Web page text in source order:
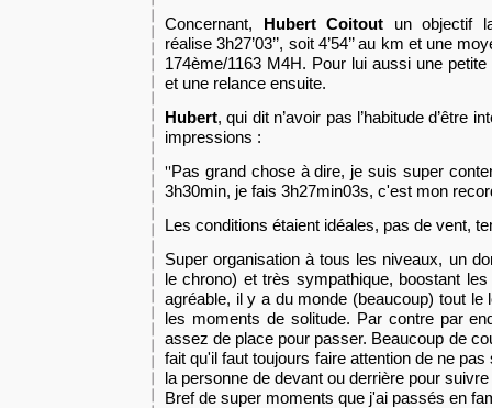
Concernant, Hubert Coitout un objectif
réalise 3h27’03’’, soit 4’54’’ au km et une
174ème/1163 M4H. Pour lui aussi une
et une relance ensuite.
Hubert, qui dit n’avoir pas l’habitude d’être
impressions :
''Pas grand chose à dire, je suis super
3h30min, je fais 3h27min03s, c'est mon
Les conditions étaient idéales, pas de vent,
Super organisation à tous les niveaux, un
le chrono) et très sympathique, boostant
agréable, il y a du monde (beaucoup) tout le
les moments de solitude. Par contre par
assez de place pour passer. Beaucoup de
fait qu'il faut toujours faire attention de ne
la personne de devant ou derrière pour
Bref de super moments que j'ai passés en